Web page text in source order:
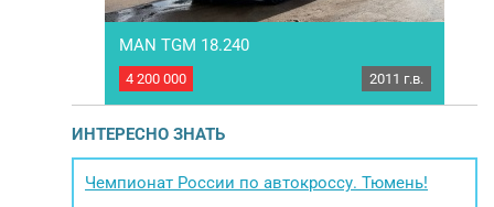
Грузовик рефрижератор КУПАВА 57NM00-
D0836LFL40 Объем 6871см3. Мощность
двигателя: 236 л.с. Экологический класс 3.
Коробка МКПП ZF РММ 180000 кг МБН 8000 кг
MAN TGM 18.240
4 200 000 2011 г.в.
ИНТЕРЕСНО ЗНАТЬ
Чемпионат России по автокроссу. Тюмень!